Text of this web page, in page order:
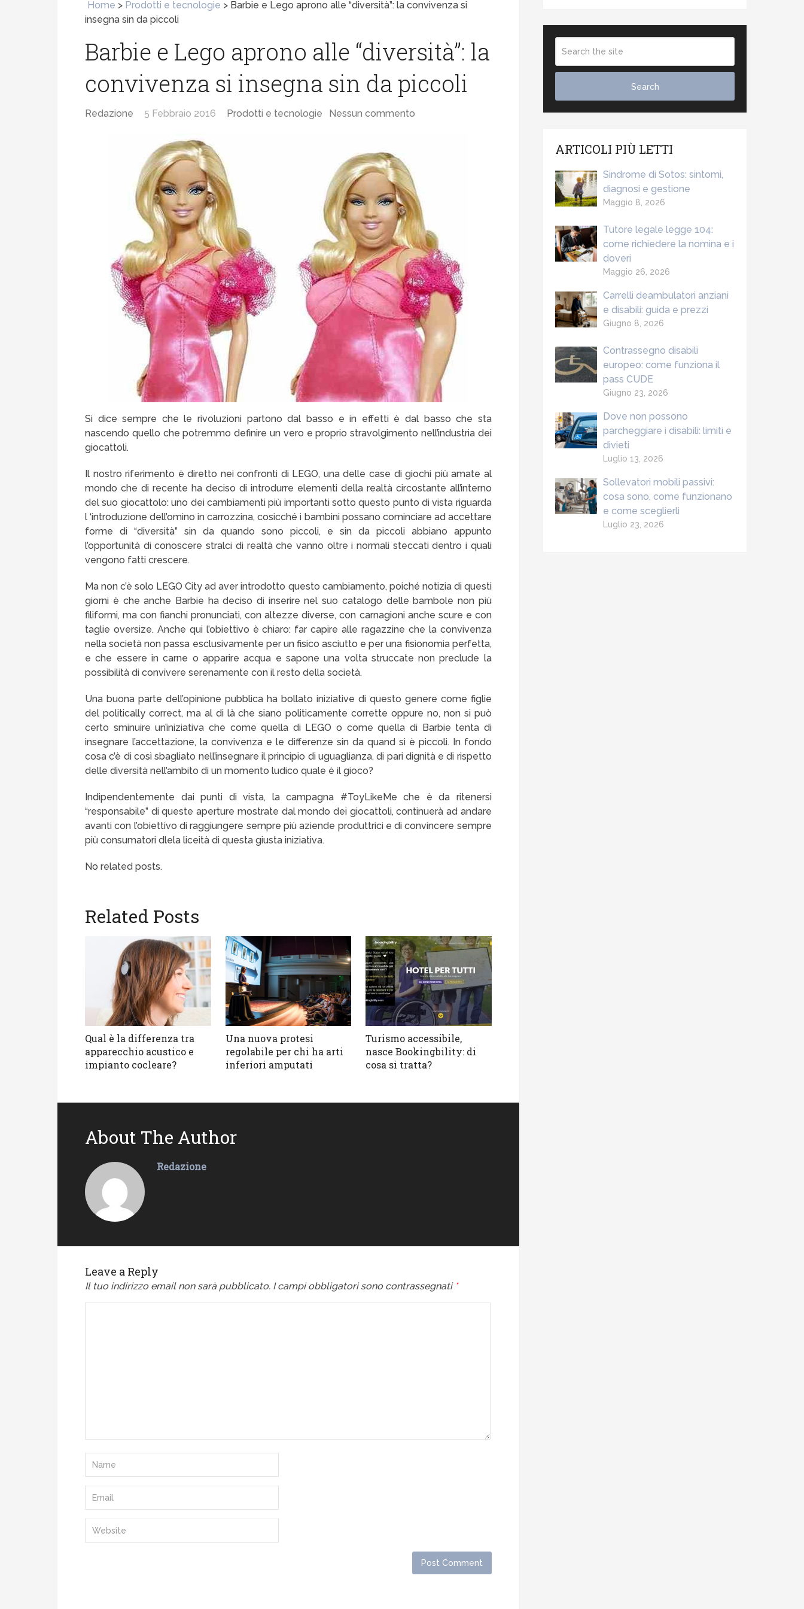
Home > Prodotti e tecnologie > Barbie e Lego aprono alle “diversità”: la convivenza si
insegna sin da piccoli
Barbie e Lego aprono alle “diversità”: la
convivenza si insegna sin da piccoli
Redazione 5 Febbraio 2016 Prodotti e tecnologie Nessun commento
Si dice sempre che le rivoluzioni partono dal basso e in effetti è dal basso che sta
nascendo quello che potremmo definire un vero e proprio stravolgimento nell’industria dei
giocattoli.
Il nostro riferimento è diretto nei confronti di LEGO, una delle case di giochi più amate al
mondo che di recente ha deciso di introdurre elementi della realtà circostante all’interno
del suo giocattolo: uno dei cambiamenti più importanti sotto questo punto di vista riguarda
l ‘introduzione dell’omino in carrozzina, cosicché i bambini possano cominciare ad accettare
forme di “diversità” sin da quando sono piccoli, e sin da piccoli abbiano appunto
l’opportunità di conoscere stralci di realtà che vanno oltre i normali steccati dentro i quali
vengono fatti crescere.
Ma non c’è solo LEGO City ad aver introdotto questo cambiamento, poiché notizia di questi
giorni è che anche Barbie ha deciso di inserire nel suo catalogo delle bambole non più
filiformi, ma con fianchi pronunciati, con altezze diverse, con carnagioni anche scure e con
taglie oversize. Anche qui l’obiettivo è chiaro: far capire alle ragazzine che la convivenza
nella società non passa esclusivamente per un fisico asciutto e per una fisionomia perfetta,
e che essere in carne o apparire acqua e sapone una volta struccate non preclude la
possibilità di convivere serenamente con il resto della società.
Una buona parte dell’opinione pubblica ha bollato iniziative di questo genere come figlie
del politically correct, ma al di là che siano politicamente corrette oppure no, non si può
certo sminuire un’iniziativa che come quella di LEGO o come quella di Barbie tenta di
insegnare l’accettazione, la convivenza e le differenze sin da quand si è piccoli. In fondo
cosa c’è di così sbagliato nell’insegnare il principio di uguaglianza, di pari dignità e di rispetto
delle diversità nell’ambito di un momento ludico quale è il gioco?
Indipendentemente dai punti di vista, la campagna #ToyLikeMe che è da ritenersi
“responsabile” di queste aperture mostrate dal mondo dei giocattoli, continuerà ad andare
avanti con l’obiettivo di raggiungere sempre più aziende produttrici e di convincere sempre
più consumatori dlela liceità di questa giusta iniziativa.
No related posts.
Related Posts
Qual è la differenza tra
apparecchio acustico e
impianto cocleare?
Una nuova protesi
regolabile per chi ha arti
inferiori amputati
Turismo accessibile,
nasce Bookingbility: di
cosa si tratta?
About The Author
Redazione
Leave a Reply
Il tuo indirizzo email non sarà pubblicato. I campi obbligatori sono contrassegnati *
ARTICOLI PIÙ LETTI
Sindrome di Sotos: sintomi,
diagnosi e gestione
Maggio 8, 2026
Tutore legale legge 104:
come richiedere la nomina e i
doveri
Maggio 26, 2026
Carrelli deambulatori anziani
e disabili: guida e prezzi
Giugno 8, 2026
Contrassegno disabili
europeo: come funziona il
pass CUDE
Giugno 23, 2026
Dove non possono
parcheggiare i disabili: limiti e
divieti
Luglio 13, 2026
Sollevatori mobili passivi:
cosa sono, come funzionano
e come sceglierli
Luglio 23, 2026